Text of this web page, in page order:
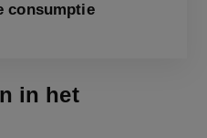
consumptie
in het